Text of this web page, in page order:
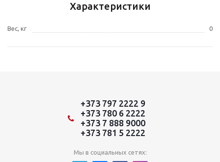
Характеристики
Вес, кг 0
+373 797 2222 9
+373 780 6 2222
+373 7 888 9000
+373 781 5 2222
Мы в социальных сетях: